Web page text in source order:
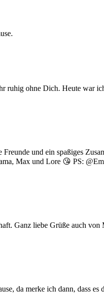
ruhig ohne Dich. Heute war
und ein spaßiges
Max und Lore 😘 PS:
Ganz liebe Grüße auch von
da merke ich dann, dass es